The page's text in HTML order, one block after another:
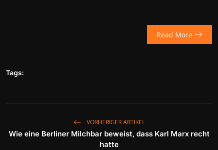
Read More
Tags:
VORHERIGER ARTIKEL
Wie eine Berliner Milchbar beweist, dass Karl Marx recht
hatte